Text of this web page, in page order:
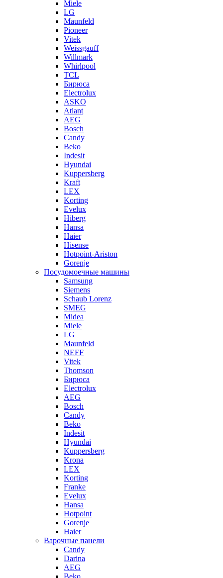
Miele
LG
Maunfeld
Pioneer
Vitek
Weissgauff
Willmark
Whirlpool
TCL
Бирюса
Electrolux
ASKO
Atlant
AEG
Bosch
Candy
Beko
Indesit
Hyundai
Kuppersberg
Kraft
LEX
Korting
Evelux
Hiberg
Hansa
Haier
Hisense
Hotpoint-Ariston
Gorenje
Посудомоечные машины
Samsung
Siemens
Schaub Lorenz
SMEG
Midea
Miele
LG
Maunfeld
NEFF
Vitek
Thomson
Бирюса
Electrolux
AEG
Bosch
Candy
Beko
Indesit
Hyundai
Kuppersberg
Krona
LEX
Korting
Franke
Evelux
Hansa
Hotpoint
Gorenje
Haier
Варочные панели
Candy
Darina
AEG